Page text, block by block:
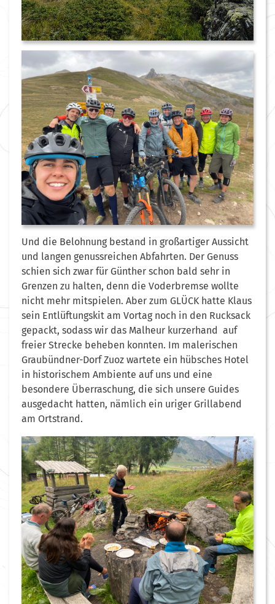
Und die Belohnung bestand in großartiger Aussicht
und langen genussreichen Abfahrten. Der Genuss
schien sich zwar für Günther schon bald sehr in
Grenzen zu halten, denn die Voderbremse wollte
nicht mehr mitspielen. Aber zum GLÜCK hatte Klaus
sein Entlüftungskit am Vortag noch in den Rucksack
gepackt, sodass wir das Malheur kurzerhand auf
freier Strecke beheben konnten. Im malerischen
Graubündner-Dorf Zuoz wartete ein hübsches Hotel
in historischem Ambiente auf uns und eine
besondere Überraschung, die sich unsere Guides
ausgedacht hatten, nämlich ein uriger Grillabend
am Ortstrand.